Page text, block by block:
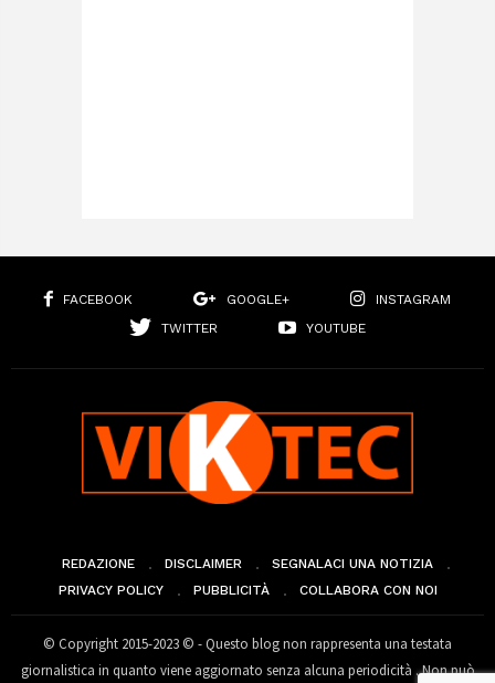
FACEBOOK GOOGLE+
INSTAGRAM
TWITTER
YOUTUBE
REDAZIONE DISCLAIMER
SEGNALACI UNA NOTIZIA
PRIVACY POLICY
PUBBLICITÀ COLLABORA CON NOI
© Copyright 2015-2023 © - Questo blog non rappresenta una testata
giornalistica in quanto viene aggiornato senza alcuna periodicità . Non può